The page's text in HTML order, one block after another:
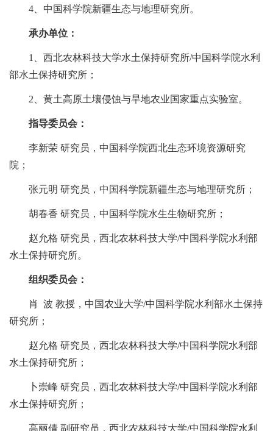
4、中国科学院新疆生态与地理研究所。
承办单位：
1、西北农林科技大学水土保持研究所/中国科学院水利
部水土保持研究所；
2、黄土高原土壤侵蚀与旱地农业国家重点实验室。
指导委员会：
李新荣 研究员，中国科学院西北生态环境资源研究
院；
张元明 研究员，中国科学院新疆生态与地理研究所；
胡春香 研究员，中国科学院水生生物研究所；
赵允格 研究员，西北农林科技大学/中国科学院水利部
水土保持研究所。
组织委员会：
肖 波 教授，中国农业大学/中国科学院水利部水土保持
研究所；
赵允格 研究员，西北农林科技大学/中国科学院水利部
水土保持研究所；
卜崇峰 研究员，西北农林科技大学/中国科学院水利部
水土保持研究所；
高丽倩 副研究员，西北农林科技大学/中国科学院水利